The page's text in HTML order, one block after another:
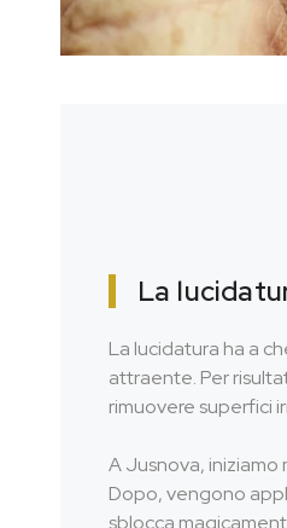
La
La lucidatura ha a
attraente. Per
rimuovere superfici
A Jusnova,
Dopo, vengono
sblocca